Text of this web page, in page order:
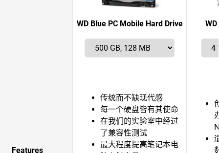
WD Blue PC Mobile Hard Drive
Features
传统而不缺现代感
每一个硬盘皆有其使命
在我们的实验室中经过
了兼容性测试
最大程度提高笔记本电